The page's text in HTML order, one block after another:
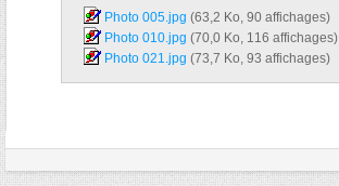
Photo 005.jpg‎ (63,2 Ko, 90 affichages)
Photo 010.jpg‎ (70,0 Ko, 116 affichages)
Photo 021.jpg‎ (73,7 Ko, 93 affichages)